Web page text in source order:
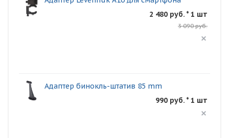
2 480 руб. * 1 шт
3 090 руб.
Адаптер бинокль-штатив 85 mm
990 руб. * 1 шт